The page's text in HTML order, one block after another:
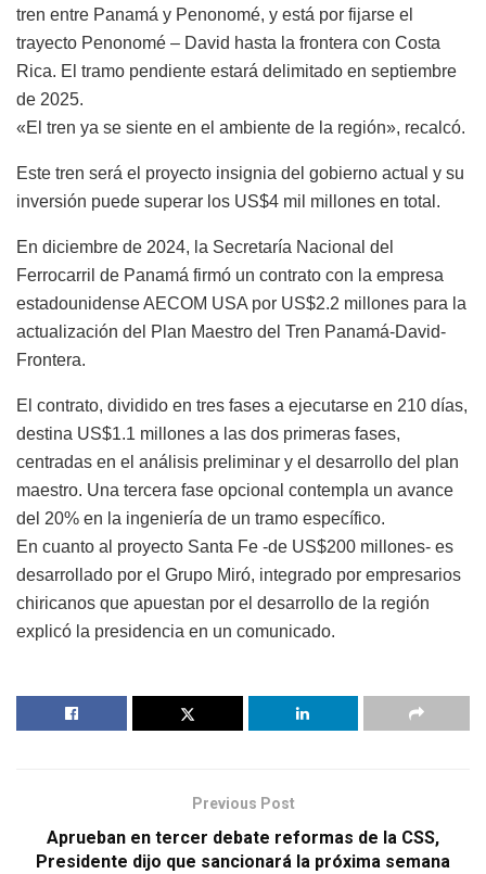
tren entre Panamá y Penonomé, y está por fijarse el
trayecto Penonomé – David hasta la frontera con Costa
Rica. El tramo pendiente estará delimitado en septiembre
de 2025.
«El tren ya se siente en el ambiente de la región», recalcó.
Este tren será el proyecto insignia del gobierno actual y su
inversión puede superar los US$4 mil millones en total.
En diciembre de 2024, la Secretaría Nacional del
Ferrocarril de Panamá firmó un contrato con la empresa
estadounidense AECOM USA por US$2.2 millones para la
actualización del Plan Maestro del Tren Panamá-David-
Frontera.
El contrato, dividido en tres fases a ejecutarse en 210 días,
destina US$1.1 millones a las dos primeras fases,
centradas en el análisis preliminar y el desarrollo del plan
maestro. Una tercera fase opcional contempla un avance
del 20% en la ingeniería de un tramo específico.
En cuanto al proyecto Santa Fe -de US$200 millones- es
desarrollado por el Grupo Miró, integrado por empresarios
chiricanos que apuestan por el desarrollo de la región
explicó la presidencia en un comunicado.
Previous Post
Aprueban en tercer debate reformas de la CSS,
Presidente dijo que sancionará la próxima semana